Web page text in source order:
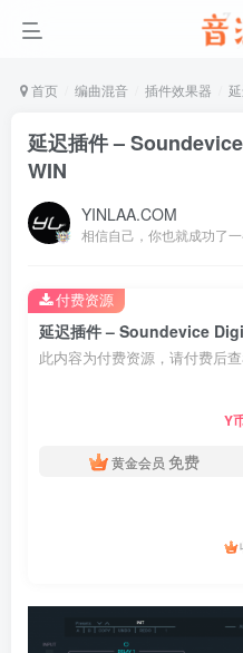
首页 编曲混音 插件效果器
延迟插件 –
WIN
YINLAA.COM
相信自己，你也就成功了
延迟插件 – Soundevice
此内容为付费资源，请付费后
Y
黄金会员 免费
付费资源